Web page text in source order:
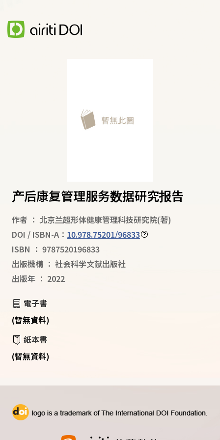
产后康复管理服务数据研究报告
作者 ： 北京兰超形体健康管理科技研究院(著)
DOI / ISBN-A： 10.978.75201/96833
ISBN ： 9787520196833
出版機構 ： 社会科学文献出版社
出版年 ： 2022
電子書
(暫無資料)
紙本書
(暫無資料)